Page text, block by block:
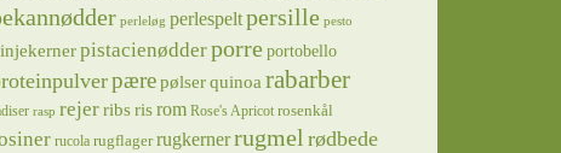
perleløg perlespelt persille pesto
pistacienødderporre portobello
pære pølser quinoa rabarber
rasp rejer ribs ris rom Rose's Apricot rosenkål
rucola rugflager rugkernerrugmel rødbede